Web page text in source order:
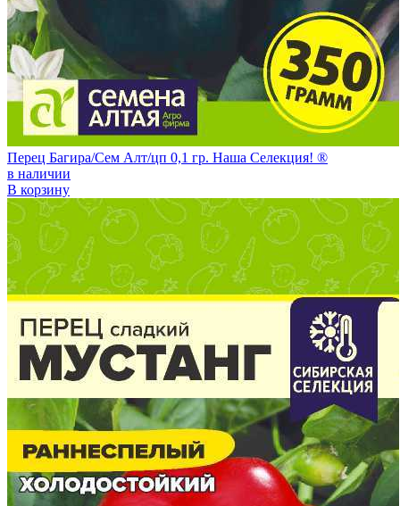
Перец Багира/Сем Алт/цп 0,1 гр. Наша Селекция! ®
в наличии
В корзину